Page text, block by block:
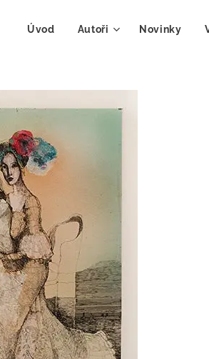
Úvod Autoři Novinky